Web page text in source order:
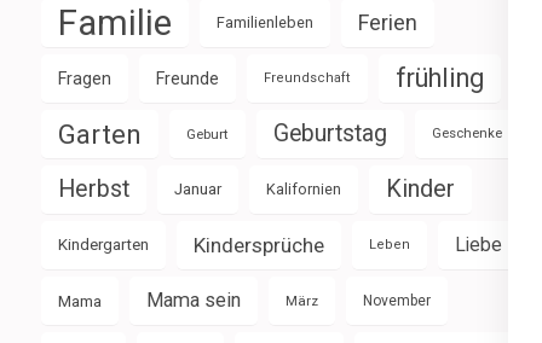
Familie Familienleben Ferien
Fragen Freunde Freundschaft frühling
Garten Geburt Geburtstag Geschenke
Herbst Januar Kalifornien Kinder
Kindergarten Kindersprüche Leben Liebe
Mama Mama sein März November